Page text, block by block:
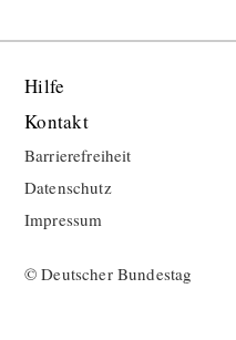
Hilfe
Kontakt
© Deutscher Bundestag
Barrierefreiheit
Datenschutz
Impressum